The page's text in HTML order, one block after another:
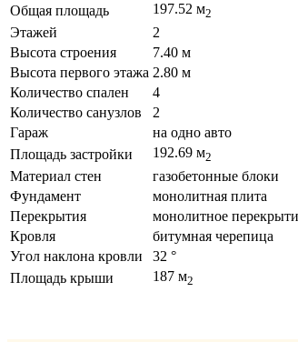
Общая площадь 197.52 м2
Этажей
2
Высота строения
7.40 м
Высота первого этажа 2.80 м
Количество спален
4
Количество санузлов
2
Гараж
на одно авто
Площадь застройки
192.69 м2
Материал стен
газобетонные блоки
Фундамент
монолитная плита
Перекрытия
монолитное
Кровля
битумная черепица
Угол наклона кровли
32 °
Площадь крыши
187 м2